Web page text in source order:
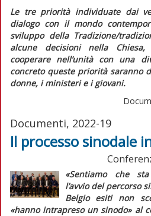
Le tre priorità individuate dai
dialogo con il mondo
sviluppo della Tradizione/
alcune decisioni nella Chiesa,
cooperare nell’unità con una
concreto queste priorità saranno
donne, i ministeri e i giovani.
Documenti, 2022-19
Il processo sinodale
«Sentiamo che
l’avvio del percorso
Belgio esiti non
«hanno intrapreso un sinodo»al